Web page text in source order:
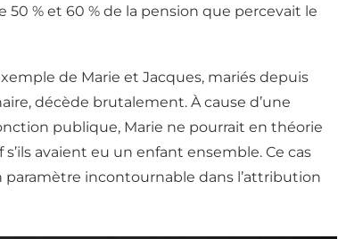
% et 60 % de la pension que percevait le
de Marie et Jacques, mariés depuis
décède brutalement. À cause d’une
publique, Marie ne pourrait en théorie
avaient eu un enfant ensemble. Ce cas
paramètre incontournable dans l’attribution